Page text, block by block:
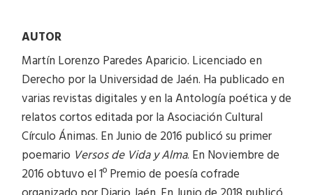
AUTOR
Martín Lorenzo Paredes Aparicio. Licenciado en
Derecho por la Universidad de Jaén. Ha publicado en
varias revistas digitales y en la Antología poética y de
relatos cortos editada por la Asociación Cultural
Círculo Ánimas. En Junio de 2016 publicó su primer
poemario Versos de Vida y Alma. En Noviembre de
2016 obtuvo el 1º Premio de poesía cofrade